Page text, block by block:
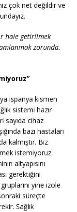
çok net değildir ve
hale getirilmek
zorunda.
ispanya kısmen
sistemi hazır
sayıda cihaz
bazı hastaları
kalmıştır. Biz
istemiyoruz.
altyapısını
gerektiğini
yine izole
süreçte
Sağlık